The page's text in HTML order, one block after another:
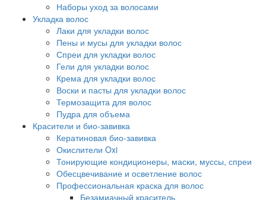
Наборы уход за волосами
Укладка волос
Лаки для укладки волос
Пены и мусы для укладки волос
Спреи для укладки волос
Гели для укладки волос
Крема для укладки волос
Воски и пасты для укладки волос
Термозащита для волос
Пудра для объема
Красители и био-завивка
Кератиновая био-завивка
Окислители Oxi
Тонирующие кондиционеры, маски, муссы, спреи
Обесцвечивание и осветление волос
Профессиональная краска для волос
Безамиачный краситель